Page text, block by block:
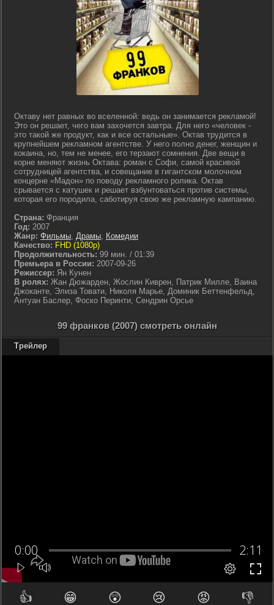
Октаву нет равных во вселенной: ведь он занимается рекламой!
Это он решает, чего вам захочется завтра. Для него «человек -
это такой же продукт, как и все остальные». Октав трудится в
крупнейшем рекламном агентстве. У него полно денег, женщин и
кокаина, но, тем не менее, его терзают сомнения. Две вещи в
корне меняют жизнь Октава: роман с Софи, самой красивой
сотрудницей агентства, и совещание в гигантском молочном
концерне «Мадон» по поводу рекламного ролика. Октав
срывается с катушек и решает взбунтоваться против системы,
которая его породила, саботируя свою же рекламную кампанию.
Страна: Франция
Год: 2007
Жанр: Фильмы, Драмы, Комедии
Качество: FHD (1080p)
Продолжительность: 99 мин. / 01:39
Премьера в России: 2007-09-26
Режиссер: Ян Кунен
В ролях: Жан Дюжарден, Жослин Киврен, Патрик Милле, Ваина
Джоканте, Элиза Товати, Николя Марье, Доминик Беттенфельд,
Антуан Баслер, Фоско Перинти, Сендрин Орсье
99 франков (2007) смотреть онлайн
Трейлер
👍 😁 😲 😢 😡 👎